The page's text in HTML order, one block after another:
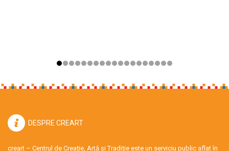
DESPRE CREART
creart – Centrul de Creație, Artă și Tradiție este un serviciu public aflat în